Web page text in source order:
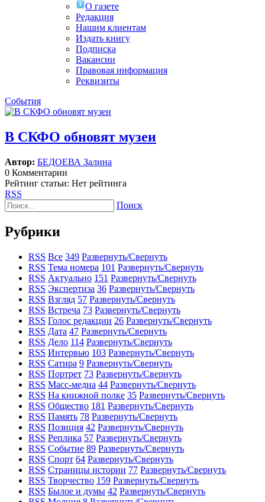
О газете
Редакция
Нашим клиентам
Издать книгу
Подписка
Вакансии
Правовая информация
Реквизиты
События
В СКФО обновят музеи
Автор: БЕДОЕВА Залина
0 Комментарии
Рейтинг статьи: Нет рейтинга
RSS
Поиск
Рубрики
RSS Все 349 Развернуть/Свернуть
RSS Тема номера 101 Развернуть/Свернуть
RSS Актуально 151 Развернуть/Свернуть
RSS Экспертиза 36 Развернуть/Свернуть
RSS Взгляд 57 Развернуть/Свернуть
RSS Встреча 73 Развернуть/Свернуть
RSS Голос редакции 26 Развернуть/Свернуть
RSS Дата 47 Развернуть/Свернуть
RSS Дело 114 Развернуть/Свернуть
RSS Интервью 103 Развернуть/Свернуть
RSS Сатира 9 Развернуть/Свернуть
RSS Портрет 73 Развернуть/Свернуть
RSS Масс-медиа 44 Развернуть/Свернуть
RSS На книжной полке 35 Развернуть/Свернуть
RSS Общество 181 Развернуть/Свернуть
RSS Память 78 Развернуть/Свернуть
RSS Позиция 42 Развернуть/Свернуть
RSS Реплика 57 Развернуть/Свернуть
RSS Событие 89 Развернуть/Свернуть
RSS Спорт 64 Развернуть/Свернуть
RSS Страницы истории 77 Развернуть/Свернуть
RSS Творчество 159 Развернуть/Свернуть
RSS Былое и думы 42 Развернуть/Свернуть